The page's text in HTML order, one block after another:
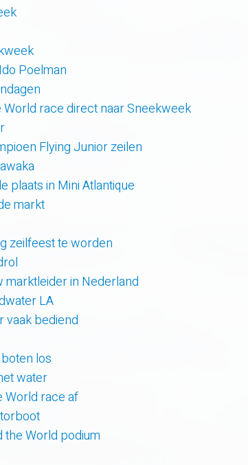
Poelman
race direct naar Sneekweek
Flying Junior zeilen
plaats in Mini Atlantique
markt
zeilfeest te worden
marktleider in Nederland
LA
vaak bediend
los
water
World race af
the World podium